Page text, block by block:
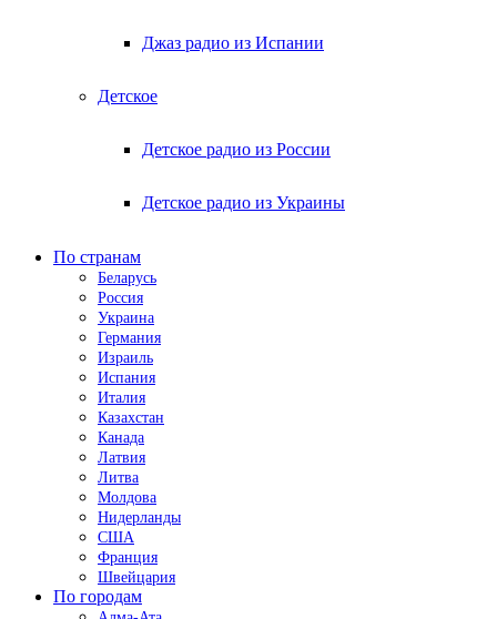
Джаз радио из Испании
Детское
Детское радио из России
Детское радио из Украины
По странам
Беларусь
Россия
Украина
Германия
Израиль
Испания
Италия
Казахстан
Канада
Латвия
Литва
Молдова
Нидерланды
США
Франция
Швейцария
По городам